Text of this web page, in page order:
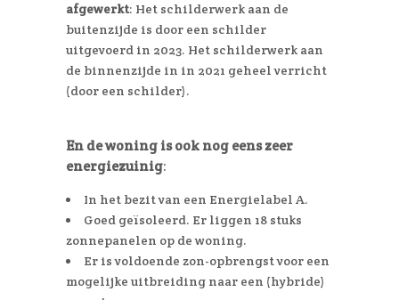
afgewerkt: Het schilderwerk aan de
buitenzijde is door een schilder
uitgevoerd in 2023. Het schilderwerk aan
de binnenzijde in in 2021 geheel verricht
(door een schilder).
En de woning is ook nog eens zeer
energiezuinig:
In het bezit van een Energielabel A.
Goed geïsoleerd. Er liggen 18 stuks
zonnepanelen op de woning.
Er is voldoende zon-opbrengst voor een
mogelijke uitbreiding naar een (hybride)